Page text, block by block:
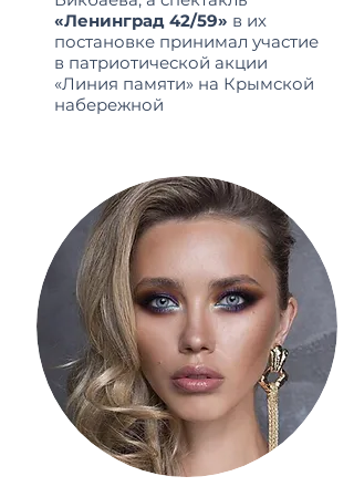
«Ленинград 42/59» в их
постановке принимал участие
в патриотической акции
«Линия памяти» на Крымской
набережной